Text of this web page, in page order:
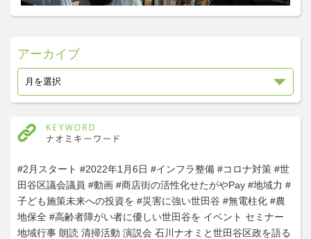
アーカイブ
#2月スタート #2022年1月6日 #インフラ整備 #コロナ対策 #世
田谷区議会議員 #動画 #商店街の活性化せたがやPay #地域力 #
子ども施策未来への投資を #災害に強い世田谷 #無電柱化 #農
地保全 #高齢者障がい者に優しい世田谷を イベント セミナー
地域行事 朗読 清掃活動 演説会 石川ナオミと世田谷区政を語る